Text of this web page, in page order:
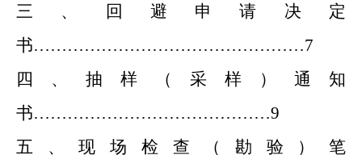
三、回避申请决定
书…………………………………………7
四 、抽样（采样）通知
书……………………………………9
五 、现场检查（勘验）笔